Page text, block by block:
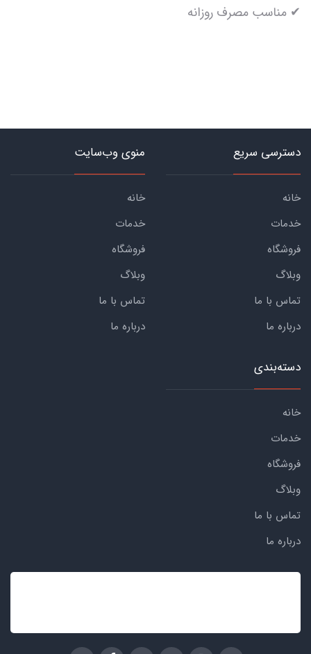
✔ مناسب مصرف روزانه
دسترسی سریع
خانه
خدمات
فروشگاه
وبلاگ
تماس با ما
درباره ما
منوی وب‌سایت
خانه
خدمات
فروشگاه
وبلاگ
تماس با ما
درباره ما
دسته‌بندی
خانه
خدمات
فروشگاه
وبلاگ
تماس با ما
درباره ما